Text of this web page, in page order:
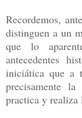
Recordemos,
distinguen a un
que lo
antecedentes
iniciática que a
precisamente
practica y realiza